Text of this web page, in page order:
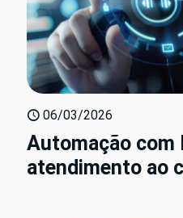
06/03/2026
Automação com
atendimento ao